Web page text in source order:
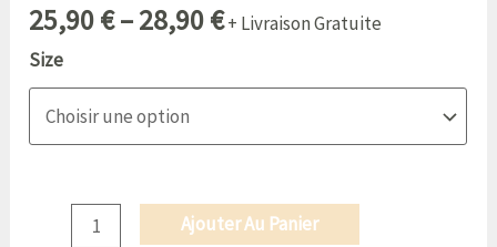
25,90€–28,90€+ Livraison Gratuite
Size
Ajouter Au Panier